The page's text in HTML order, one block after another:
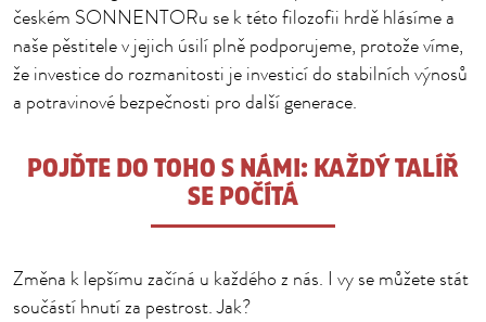
českém SONNENTORu se k této filozofii hrdě hlásíme a
naše pěstitele v jejich úsilí plně podporujeme, protože víme,
že investice do rozmanitosti je investicí do stabilních výnosů
a potravinové bezpečnosti pro další generace.
POJĎTE DO TOHO S NÁMI: KAŽDÝ TALÍŘ
SE POČÍTÁ
Změna k lepšímu začíná u každého z nás. I vy se můžete stát
součástí hnutí za pestrost. Jak?